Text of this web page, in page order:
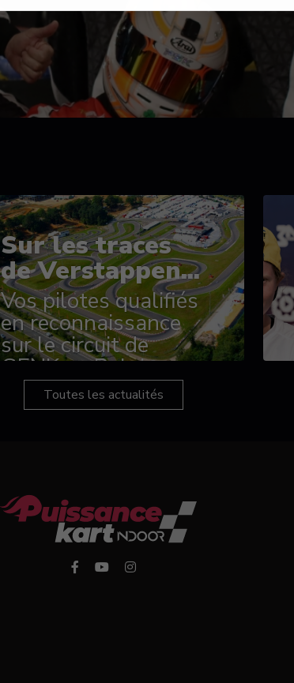
Sur les traces
de Verstappen...
Vos pilotes qualifiés
en reconnaissance
sur le circuit de
GENK en Belgique
Toutes les actualités